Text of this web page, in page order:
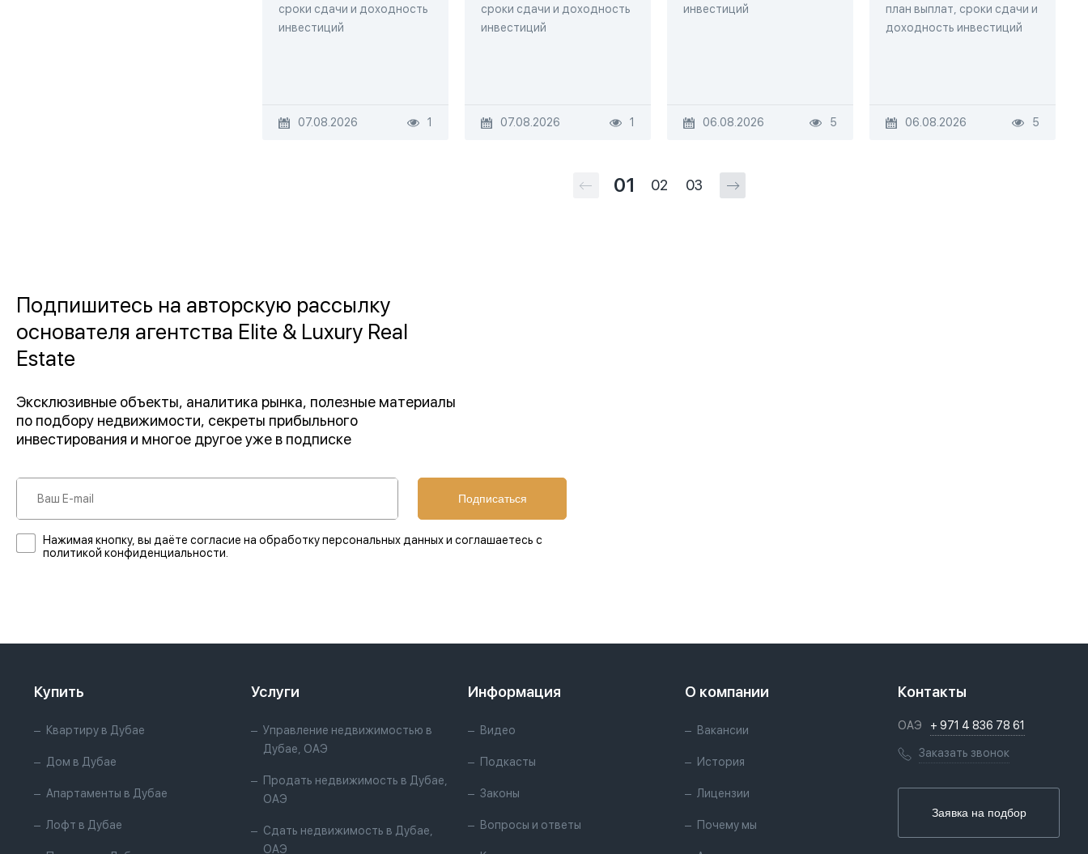
сроки сдачи и доходность
инвестиций
07.08.2026 1
сроки сдачи и доходность
инвестиций
07.08.2026 1
инвестиций
06.08.2026 5
план выплат, сроки сдачи и
доходность инвестиций
06.08.2026 5
01 02 03
Подпишитесь на авторскую рассылку
основателя агентства Elite & Luxury Real
Estate
Эксклюзивные объекты, аналитика рынка, полезные материалы
по подбору недвижимости, секреты прибыльного
инвестирования и многое другое уже в подписке
Подписаться
Нажимая кнопку, вы даёте согласие на обработку персональных данных и соглашаетесь с
политикой конфиденциальности.
Купить
Квартиру в Дубае
Дом в Дубае
Апартаменты в Дубае
Лофт в Дубае
Услуги
Управление недвижимостью в
Дубае, ОАЭ
Продать недвижимость в Дубае,
ОАЭ
Сдать недвижимость в Дубае,
ОАЭ
Информация
Видео
Подкасты
Законы
Вопросы и ответы
О компании
Вакансии
История
Лицензии
Почему мы
Контакты
ОАЭ + 971 4 836 78 61
Заказать звонок
Заявка на подбор